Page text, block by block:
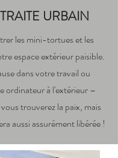
URBAIN
les mini-tortues et les
espace extérieur paisible.
dans votre travail ou
ordinateur à l'extérieur –
trouverez la paix, mais
aussi assurément libérée !